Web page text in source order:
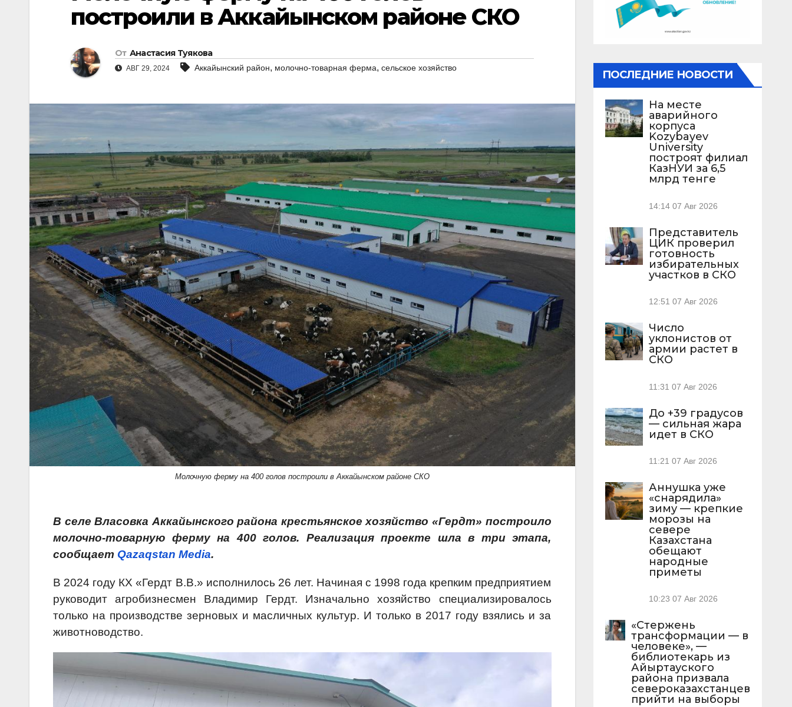
построили в Аккайынском районе СКО
От Анастасия Туякова
АВГ 29, 2024 Аккайынский район, молочно-товарная ферма, сельское хозяйство
Молочную ферму на 400 голов построили в Аккайынском районе СКО
В селе Власовка Аккайынского района крестьянское хозяйство «Гердт» построило
молочно-товарную ферму на 400 голов. Реализация проекте шла в три этапа,
сообщает Qazaqstan Media.
В 2024 году КХ «Гердт В.В.» исполнилось 26 лет. Начиная с 1998 года крепким предприятием
руководит агробизнесмен Владимир Гердт. Изначально хозяйство специализировалось
только на производстве зерновых и масличных культур. И только в 2017 году взялись и за
животноводство.
ПОСЛЕДНИЕ НОВОСТИ
На месте
аварийного
корпуса
Kozybayev
University
построят филиал
КазНУИ за 6,5
млрд тенге
14:14 07 Авг 2026
Представитель
ЦИК проверил
готовность
избирательных
участков в СКО
12:51 07 Авг 2026
Число
уклонистов от
армии растет в
СКО
11:31 07 Авг 2026
До +39 градусов
— сильная жара
идет в СКО
11:21 07 Авг 2026
Аннушка уже
«снарядила»
зиму — крепкие
морозы на
севере
Казахстана
обещают
народные
приметы
10:23 07 Авг 2026
«Стержень
трансформации — в
человеке», —
библиотекарь из
Айыртауского
района призвала
североказахстанцев
прийти на выборы